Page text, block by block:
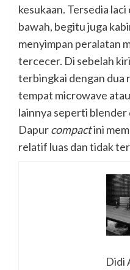
kesukaan. Tersedia
bawah, begitu juga
menyimpan peralatan
tercecer. Di sebelah
terbingkai dengan dua
tempat microwave
lainnya seperti
Dapurcompactini
relatif luas dan tidak
Didi